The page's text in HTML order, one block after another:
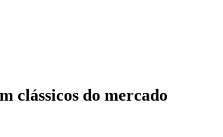
clássicos do mercado